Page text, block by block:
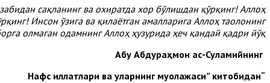
сақланинг ва охиратда хор бўлишдан қўрқинг! Аллоҳ
Инсон ўзига ва қилаётган амалларига Аллоҳ таолонинг
олмаган одамнинг Аллоҳ ҳузурида ҳеч қандай қадри йўқ”.
Абу Абдураҳмон ас-Суламийнинг
“Нафс иллатлари ва уларнинг муолажаси” китобидан